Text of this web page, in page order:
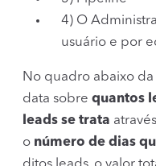
4) O
usuário e por
No quadro abaixo
data sobre quantos
leads se trata
o número de dias